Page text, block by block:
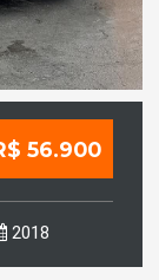
56.900
2018